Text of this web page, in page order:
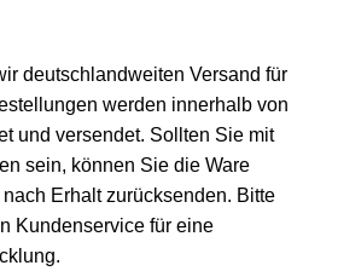
deutschlandweiten Versand für
werden innerhalb von
und versendet. Sollten Sie mit
sein, können Sie die Ware
Erhalt zurücksenden. Bitte
Kundenservice für eine